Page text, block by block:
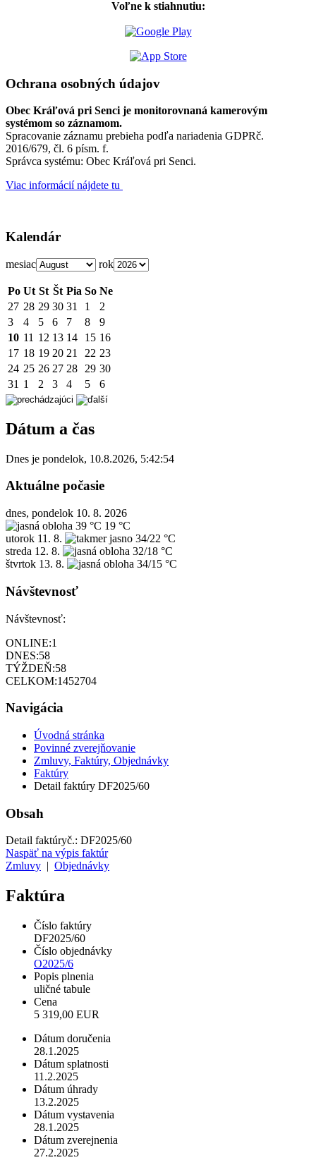
Voľne k stiahnutiu:
Ochrana osobných údajov
Obec Kráľová pri Senci je monitorovnaná kamerovým
systémom so záznamom.
Spracovanie záznamu prebieha podľa nariadenia GDPRč.
2016/679, čl. 6 písm. f.
Správca systému: Obec Kráľová pri Senci.
Viac informácií nájdete tu
Kalendár
mesiac rok
Po Ut St Št Pia So Ne
27 28 29 30 31 1
2
3
4 5 6 7 8
9
10 11 12 13 14 15 16
17 18 19 20 21 22 23
24 25 26 27 28 29 30
31 1 2 3 4 5 6
Dátum a čas
Dnes je pondelok, 10.8.2026, 5:42:54
Aktuálne počasie
dnes, pondelok 10. 8. 2026
39 °C 19 °C
utorok 11. 8.
34/22 °C
streda 12. 8.
32/18 °C
štvrtok 13. 8. 34/15 °C
Návštevnosť
Návštevnosť:
ONLINE:1
DNES:58
TÝŽDEŇ:58
CELKOM:1452704
Navigácia
Úvodná stránka
Povinné zverejňovanie
Zmluvy, Faktúry, Objednávky
Faktúry
Detail faktúry DF2025/60
Obsah
Detail faktúryč.: DF2025/60
Naspäť na výpis faktúr
Zmluvy
Objednávky
Faktúra
Číslo faktúry
DF2025/60
Číslo objednávky
O2025/6
Popis plnenia
uličné tabule
Cena
5 319,00 EUR
Dátum doručenia
28.1.2025
Dátum splatnosti
11.2.2025
Dátum úhrady
13.2.2025
Dátum vystavenia
28.1.2025
Dátum zverejnenia
27.2.2025